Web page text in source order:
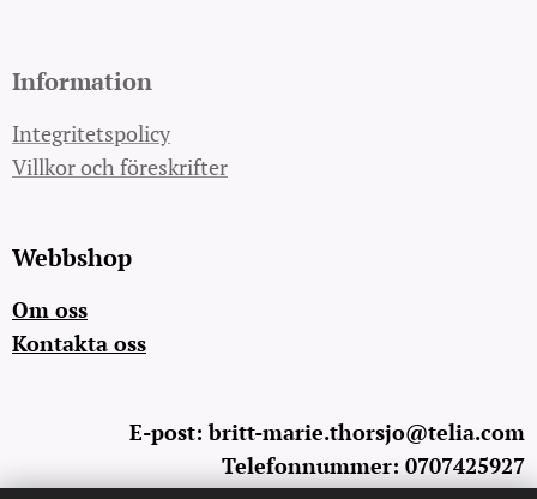
Information
Integritetspolicy
Villkor och föreskrifter
Webbshop
Om oss
Kontakta oss
E-post: britt-marie.thorsjo@telia.com
Telefonnummer: 0707425927